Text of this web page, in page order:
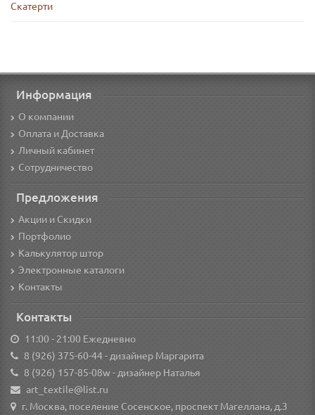
Скатерти
Информация
О компании
Оплата и Доставка
Личный кабинет
Сотрудничество
Предложения
Акции и Скидки
Портфолио
Калькулятор штор
Электронные каталоги
Контакты
Контакты
11:00 - 21:00 Ежедневно
8 (926) 375-60-44- дизайнер Маргарита
8 (926) 157-85-08w- дизайнер Наталья
art_textile@list.ru
г. Москва, поселение Сосенское, проспект Магеллана, д.3